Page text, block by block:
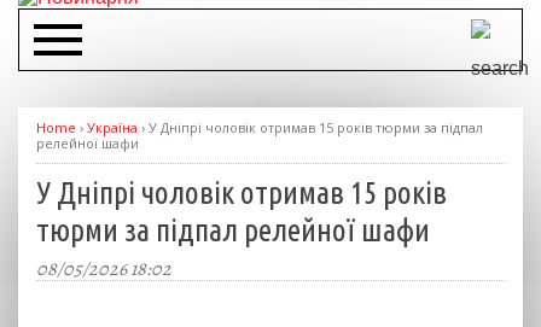
Home › Україна › У Дніпрі чоловік отримав 15 років тюрми за підпал
релейної шафи
У Дніпрі чоловік отримав 15 років
тюрми за підпал релейної шафи
08/05/2026 18:02